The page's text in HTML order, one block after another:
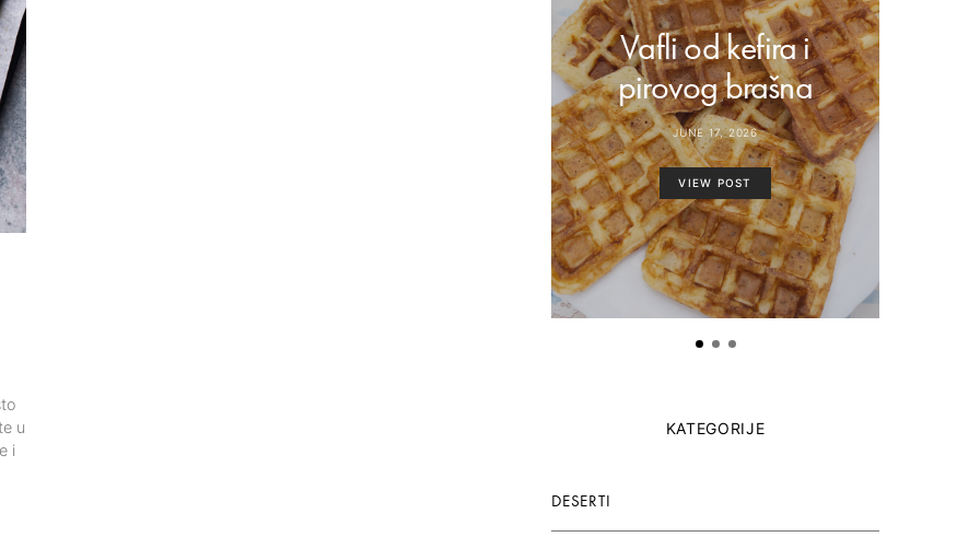
u
i
Vafli od kefira i
pirovog brašna
JUNE 17, 2026
VIEW POST
KATEGORIJE
DESERTI